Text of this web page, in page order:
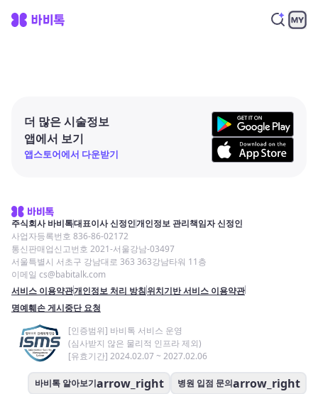
더 많은 시술정보
앱에서 보기
앱스토어에서 다운받기
주식회사 바비톡대표이사 신정인개인정보 관리책임자 신정인
사업자등록번호 836-86-02172
통신판매업신고번호 2021-서울강남-03497
서울특별시 서초구 강남대로 363 363강남타워 11층
이메일 cs@babitalk.com
서비스 이용약관개인정보 처리 방침위치기반 서비스 이용약관
명예훼손 게시중단 요청
[인증범위] 바비톡 서비스 운영
(심사받지 않은 물리적 인프라 제외)
[유효기간] 2024.02.07 ~ 2027.02.06
바비톡 알아보기arrow_right 병원 입점 문의arrow_right